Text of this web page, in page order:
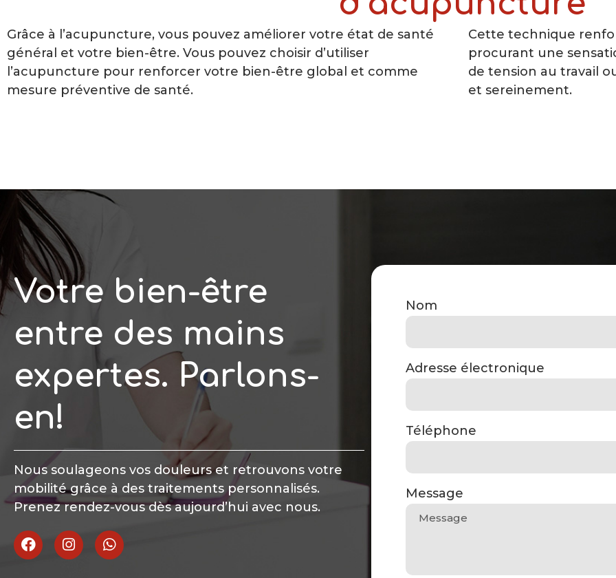
Grâce à l’acupuncture, vous pouvez améliorer votre état de santé
général et votre bien-être. Vous pouvez choisir d’utiliser
l’acupuncture pour renforcer votre bien-être global et comme
mesure préventive de santé.
Cette technique
procurant une
de tension au travail
et sereinement.
Votre bien-être
entre des mains
expertes. Parlons-
en!
Nous soulageons vos douleurs et retrouvons votre
mobilité grâce à des traitements personnalisés.
Prenez rendez-vous dès aujourd’hui avec nous.
Nom
Adresse électronique
Téléphone
Message